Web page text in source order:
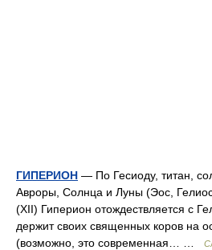
ГИПЕРИОН — По Гесиоду, титан,
Авроры, Солнца и Луны (Эос,
(XII) Гиперион отождествляется с
держит своих священных коров на
(возможно, это современная… …